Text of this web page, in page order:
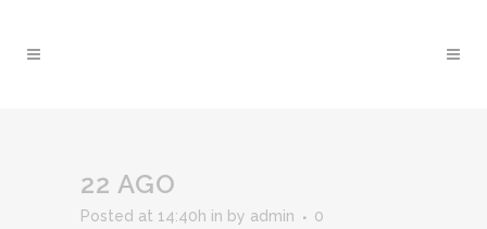
22 AGO
Posted at 14:40h in by admin
0